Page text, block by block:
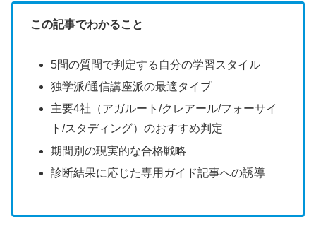
この記事でわかること
5問の質問で判定する自分の学習スタイル
独学派/通信講座派の最適タイプ
主要4社（アガルート/クレアール/フォーサイ
ト/スタディング）のおすすめ判定
期間別の現実的な合格戦略
診断結果に応じた専用ガイド記事への誘導